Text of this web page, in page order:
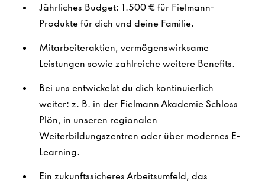
Jährliches Budget: 1.500 € für Fielmann-
Produkte für dich und deine Familie.
Mitarbeiteraktien, vermögenswirksame
Leistungen sowie zahlreiche weitere Benefits.
Bei uns entwickelst du dich kontinuierlich
weiter: z. B. in der Fielmann Akademie Schloss
Plön, in unseren regionalen
Weiterbildungszentren oder über modernes E-
Learning.
Ein zukunftssicheres Arbeitsumfeld, das